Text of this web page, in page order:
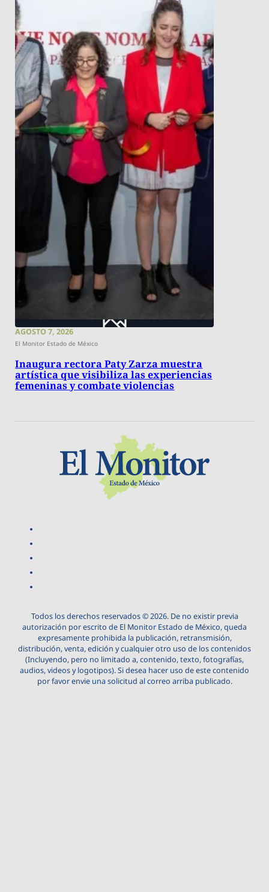
AGOSTO 7, 2026
El Monitor Estado de México
Inaugura rectora Paty Zarza muestra
artística que visibiliza las experiencias
femeninas y combate violencias
Todos los derechos reservados © 2026. De no existir previa
autorización por escrito de El Monitor Estado de México, queda
expresamente prohibida la publicación, retransmisión,
distribución, venta, edición y cualquier otro uso de los contenidos
(Incluyendo, pero no limitado a, contenido, texto, fotografías,
audios, videos y logotipos). Si desea hacer uso de este contenido
por favor envie una solicitud al correo arriba publicado.